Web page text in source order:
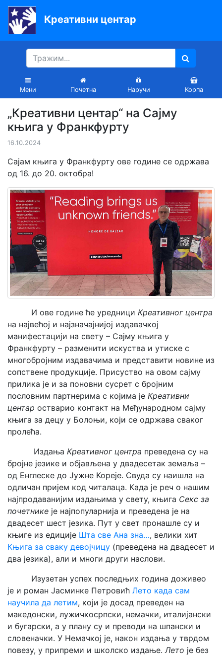
Креативни центар
Мени Почетна Наручи Корпа
Почетна
Књиге
Уџбеници
вртиће
Лектира
Акције
Блог
Latinica
Мој
налог
„Креативни центар“ на Сајму
књига у Франкфурту
16.10.2024
Сајам књига у Франкфурту ове године се одржава
од 16. до 20. октобра!
И ове године ће уредници Креативног центра
на највећој и најзначајнијој издавачкој
манифестацији на свету – Сајму књига у
Франкфурту – разменити искуства и утиске с
многобројним издавачима и представити новине из
сопствене продукције. Присуство на овом сајму
прилика је и за поновни сусрет с бројним
пословним партнерима с којима је Креативни
центар остварио контакт на Међународном сајму
књига за децу у Болоњи, који се одржава сваког
пролећа.
Издања Креативног центра преведена су на
бројне језике и објављена у двадесетак земаља –
од Енглеске до Јужне Кореје. Свуда су наишла на
одличан пријем код читалаца. Када је реч о нашим
најпродаванијим издањима у свету, књига Секс за
почетнике је најпопуларнија и преведена је на
двадесет шест језика. Пут у свет пронашле су и
књиге из едиције Шта све Ана зна…, велики хит
Књига за сваку девојчицу (преведена на двадесет и
два језика), али и многи други наслови.
Изузетан успех последњих година доживео
је и роман Јасминке Петровић Лето када сам
научила да летим, који је досад преведен на
македонски, лужичкосрпски, немачки, италијански
и бугарски, а у плану су и преводи на шпански и
словеначки. У Немачкој је, након издања у тврдом
повезу, у припреми и школско издање. Лето је без